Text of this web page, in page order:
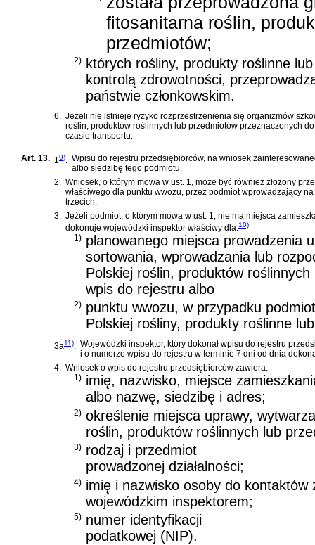
fitosanitarna roślin,
przedmiotów;
2)
których rośliny, produkty roślinne
kontrolą zdrowotności,
państwie członkowskim.
6.
Jeżeli nie istnieje ryzyko rozprzestrzenienia się organizmów
roślin, produktów roślinnych lub przedmiotów przeznaczonych
czasie transportu.
Art. 13. 1 9)
Wpisu do rejestru przedsiębiorców, na wniosek
albo siedzibę tego podmiotu.
2.
Wniosek, o którym mowa w ust. 1, może być również złożony
właściwego dla punktu wwozu, przez podmiot wprowadzający
trzecich.
3.
Jeżeli podmiot, o którym mowa w ust. 1, nie ma miejsca
dokonuje wojewódzki inspektor właściwy dla:10)
1) planowanego miejsca prowadzenia
sortowania, wprowadzania lub
Polskiej roślin, produktów
wpis do rejestru albo
2) punktu wwozu, w przypadku
Polskiej rośliny, produkty roślinne
3a11). Wojewódzki inspektor, który dokonał wpisu do rejestru
i o numerze wpisu do rejestru w terminie 7 dni od dnia
4. Wniosek o wpis do rejestru przedsiębiorców zawiera:
1) imię, nazwisko, miejsce
albo nazwę, siedzibę i adres;
2) określenie miejsca uprawy,
roślin, produktów roślinnych lub
3) rodzaj i przedmiot
prowadzonej działalności;
4) imię i nazwisko osoby do kontaktów
wojewódzkim inspektorem;
5) numer identyfikacji
podatkowej (NIP).